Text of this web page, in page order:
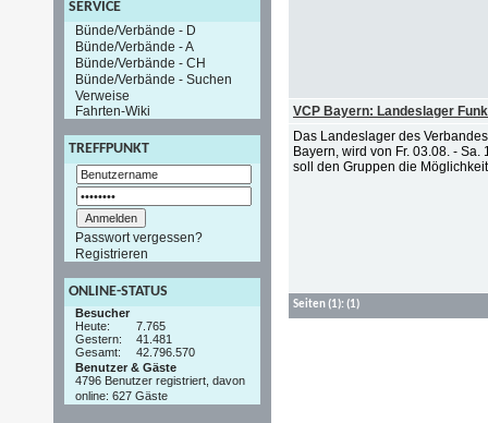
SERVICE
Bünde/Verbände - D
Bünde/Verbände - A
Bünde/Verbände - CH
Bünde/Verbände - Suchen
Verweise
Fahrten-Wiki
TREFFPUNKT
Passwort vergessen?
Registrieren
ONLINE-STATUS
Besucher
Heute:
7.765
Gestern:
41.481
Gesamt:
42.796.570
Benutzer & Gäste
4796 Benutzer registriert, davon
online: 627 Gäste
VCP Bayern: Landeslager
Das Landeslager des
Bayern, wird von Fr. 03.08. -
soll den Gruppen die
Seiten(1): (1)